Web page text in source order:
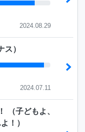
2024.08.29
ス）
2024.07.11
（子どもよ、
！ ）